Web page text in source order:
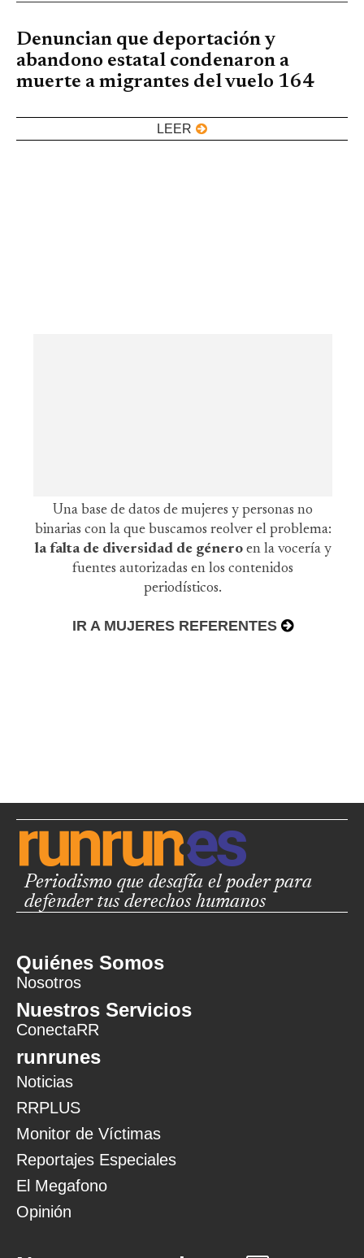
Denuncian que deportación y
abandono estatal condenaron a
muerte a migrantes del vuelo 164
LEER
Una base de datos de mujeres y personas no
binarias con la que buscamos reolver el problema:
la falta de diversidad de género en la vocería y
fuentes autorizadas en los contenidos
periodísticos.
IR A MUJERES REFERENTES
Periodismo que desafía el poder para
defender tus derechos humanos
Quiénes Somos
Nosotros
Nuestros Servicios
ConectaRR
runrunes
Noticias
RRPLUS
Monitor de Víctimas
Reportajes Especiales
El Megafono
Opinión